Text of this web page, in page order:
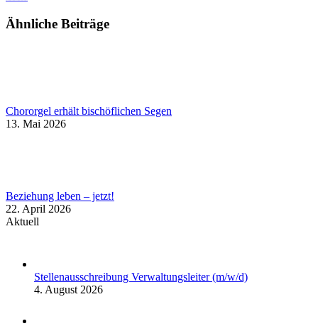
Ähnliche Beiträge
Chororgel erhält bischöflichen Segen
13. Mai 2026
Beziehung leben – jetzt!
22. April 2026
Aktuell
Stellenausschreibung Verwaltungsleiter (m/w/d)
4. August 2026